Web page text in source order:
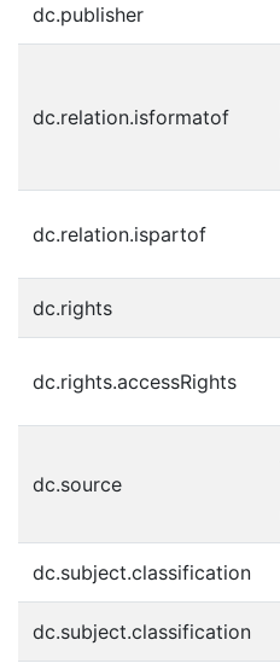
dc.publisher
dc.relation.isformatof
dc.relation.ispartof
dc.rights
dc.rights.accessRights
dc.source
dc.subject.classification
dc.subject.classification